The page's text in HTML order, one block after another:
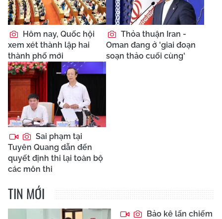
Hôm nay, Quốc hội
xem xét thành lập hai
thành phố mới
Thỏa thuận Iran -
Oman đang ở 'giai đoạn
soạn thảo cuối cùng'
Sai phạm tại
Tuyên Quang dẫn đến
quyết định thi lại toàn bộ
các môn thi
TIN MỚI
Bảo kê lấn chiếm